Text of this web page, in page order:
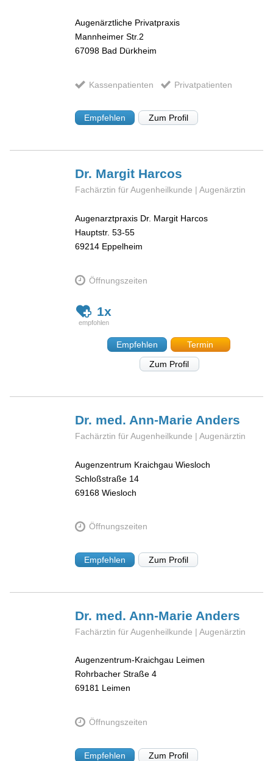
Augenärztliche Privatpraxis
Mannheimer Str.2
67098 Bad Dürkheim
Kassenpatienten Privatpatienten
Empfehlen Zum Profil
Dr. Margit Harcos
Fachärztin für Augenheilkunde | Augenärztin
Augenarztpraxis Dr. Margit Harcos
Hauptstr. 53-55
69214 Eppelheim
Öffnungszeiten
1x
Empfehlen
Termin
Zum Profil
Dr. med. Ann-Marie Anders
Fachärztin für Augenheilkunde | Augenärztin
Augenzentrum Kraichgau Wiesloch
Schloßstraße 14
69168 Wiesloch
Öffnungszeiten
Empfehlen Zum Profil
Dr. med. Ann-Marie Anders
Fachärztin für Augenheilkunde | Augenärztin
Augenzentrum-Kraichgau Leimen
Rohrbacher Straße 4
69181 Leimen
Öffnungszeiten
Empfehlen Zum Profil